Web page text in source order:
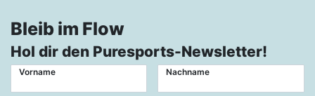
Bleib im Flow
Hol dir den Puresports-Newsletter!
Vorname Nachname